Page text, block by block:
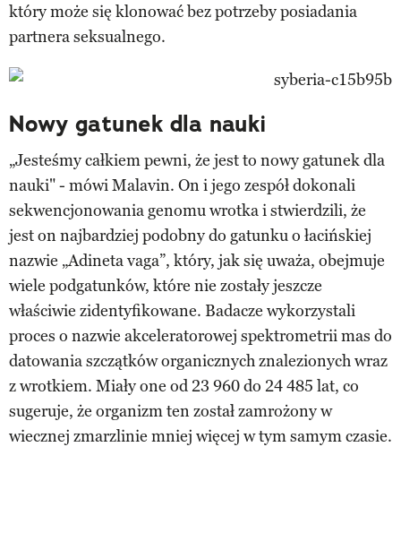
który może się klonować bez potrzeby posiadania
partnera seksualnego.
Nowy gatunek dla nauki
„Jesteśmy całkiem pewni, że jest to nowy gatunek dla
nauki" - mówi Malavin. On i jego zespół dokonali
sekwencjonowania genomu wrotka i stwierdzili, że
jest on najbardziej podobny do gatunku o łacińskiej
nazwie „Adineta vaga”, który, jak się uważa, obejmuje
wiele podgatunków, które nie zostały jeszcze
właściwie zidentyfikowane. Badacze wykorzystali
proces o nazwie akceleratorowej spektrometrii mas do
datowania szczątków organicznych znalezionych wraz
z wrotkiem. Miały one od 23 960 do 24 485 lat, co
sugeruje, że organizm ten został zamrożony w
wiecznej zmarzlinie mniej więcej w tym samym czasie.